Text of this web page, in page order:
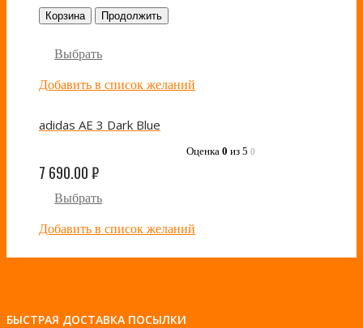
Корзина Продолжить
Выбрать
Добавить в список желаний
adidas AE 3 Dark Blue
Оценка 0 из 5 0
7 690.00₽
Выбрать
Добавить в список желаний
БЫСТРАЯ ДОСТАВКА ПОСЫЛКИ